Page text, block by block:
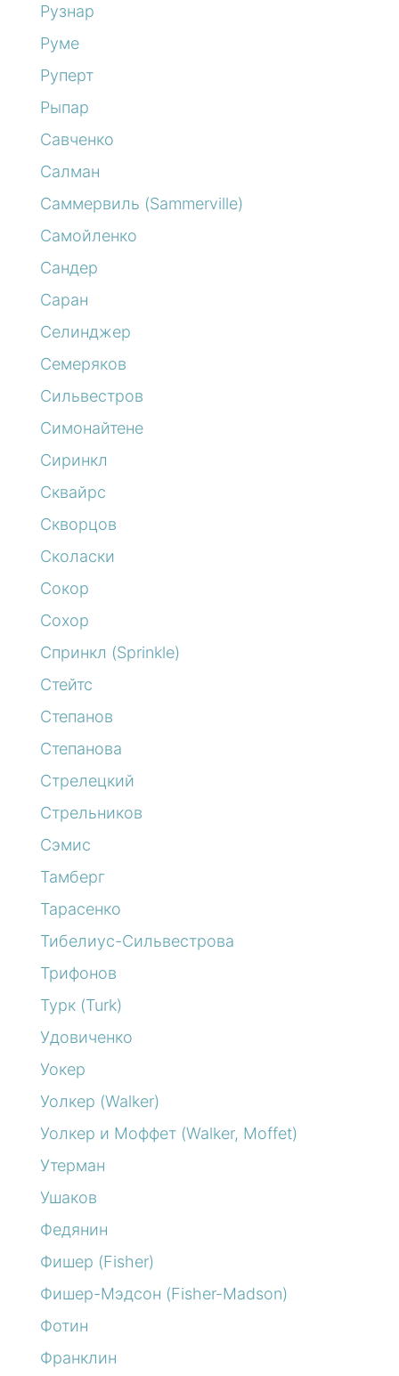
Рузнар
Руме
Руперт
Рыпар
Савченко
Салман
Саммервиль (Sammerville)
Самойленко
Сандер
Саран
Селинджер
Семеряков
Сильвестров
Симонайтене
Сиринкл
Сквайрс
Скворцов
Сколаски
Сокор
Сохор
Спринкл (Sprinkle)
Стейтс
Степанов
Степанова
Стрелецкий
Стрельников
Сэмис
Тамберг
Тарасенко
Тибелиус-Сильвестрова
Трифонов
Турк (Turk)
Удовиченко
Уокер
Уолкер (Walker)
Уолкер и Моффет (Walker, Moffet)
Утерман
Ушаков
Федянин
Фишер (Fisher)
Фишер-Мэдсон (Fisher-Madson)
Фотин
Франклин